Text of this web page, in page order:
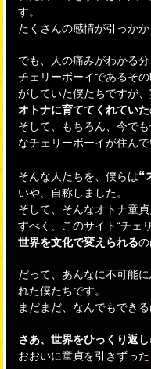
す。
たくさんの感情が引っか
でも、人の痛みがわかる
チェリーボーイであるそ
がしていた僕たちですが、
オトナに育ててくれていた
そして、もちろん、今で
なチェリーボーイが住んで
そんな人たちを、僕らは“
いや、自称しました。
そして、そんなオトナ童
すべく、このサイト“チェ
世界を文化で変えられる
だって、あんなに不可能
れた僕たちです。
まだまだ、なんでもできる
さあ、世界をひっくり返し
おおいに童貞を引きずった